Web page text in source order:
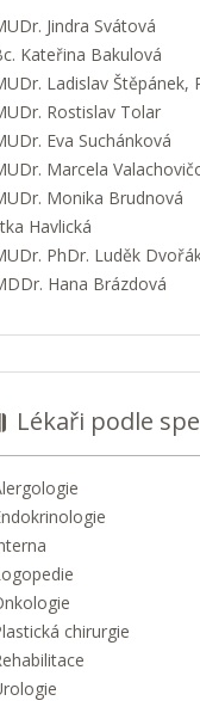
Jindra Svátová
Kateřina Bakulová
Ladislav Štěpánek,
Rostislav Tolar
Eva Suchánková
Marcela
Monika Brudnová
Havlická
PhDr. Luděk
Hana Brázdová
Lékaři podle
chirurgie